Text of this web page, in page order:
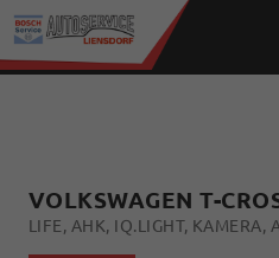
VOLKSWAGEN T-
LIFE, AHK, IQ.LIGHT, KAMERA,